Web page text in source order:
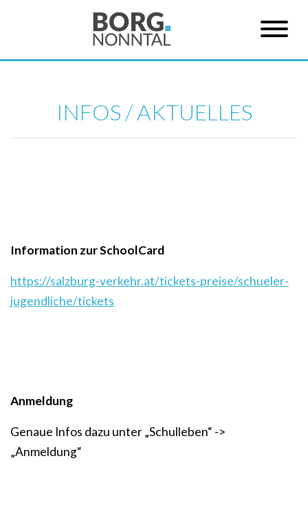
INFOS / AKTUELLES
Information zur SchoolCard
https://salzburg-verkehr.at/tickets-preise/schueler-
jugendliche/tickets
Anmeldung
Genaue Infos dazu unter „Schulleben“ ->
„Anmeldung“